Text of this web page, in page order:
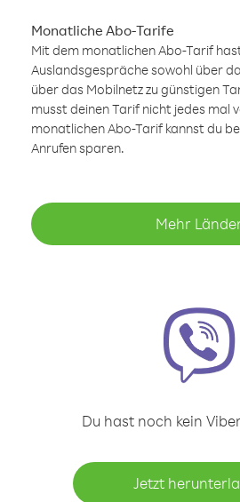
Monatliche Abo-Tarife
Mit dem monatlichen Abo-Tarif
Auslandsgespräche sowohl über
über das Mobilnetz zu günstigen
musst deinen Tarif nicht jedes mal
monatlichen Abo-Tarif kannst du
Anrufen sparen.
Mehr
Du hast noch kein
Jetzt